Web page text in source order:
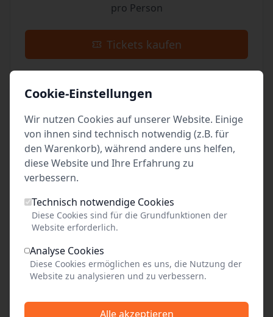
pro Person
Tickets kaufen
Link kopieren
Social Media
X (vormals Twitter)
WhatsApp
E-Mail
Cookie-Einstellungen
Wir nutzen Cookies auf unserer Website. Einige
von ihnen sind technisch notwendig (z.B. für
den Warenkorb), während andere uns helfen,
diese Website und Ihre Erfahrung zu
verbessern.
Technisch notwendige Cookies
Diese Cookies sind für die Grundfunktionen der
Website erforderlich.
Analyse Cookies
Diese Cookies ermöglichen es uns, die Nutzung der
Website zu analysieren und zu verbessern.
Alle akzeptieren